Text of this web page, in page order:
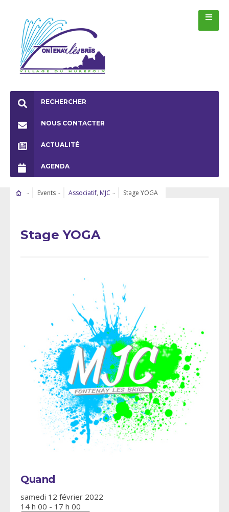
RECHERCHER
NOUS CONTACTER
ACTUALITÉ
AGENDA
Events Associatif, MJC Stage YOGA
Stage YOGA
Quand
samedi 12 février 2022
14 h 00 - 17 h 00